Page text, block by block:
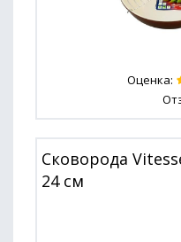
Оценка:
Сковорода
24 см